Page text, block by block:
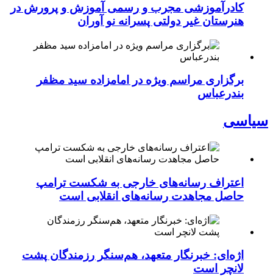
کادرآموزشی مجرب و رسمی آموزش و پرورش در
هنرستان غیر دولتی پسرانه نو آوران
برگزاری مراسم ویژه در امامزاده سید مظفر
بندرعباس
سیاسی
اعتراف رسانه‌های خارجی به شکست ترامپ
حاصل مجاهدت رسانه‌های انقلابی است
اژه‌ای: خبرنگار متعهد، هم‌سنگر رزمندگان پشت
لانچر است